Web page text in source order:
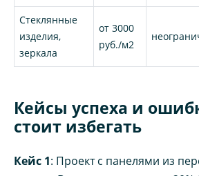
Стеклянные
изделия,
зеркала
от 3000
руб./м2
Кейсы успеха и
стоит избегать
Кейс 1: Проект с панелями из